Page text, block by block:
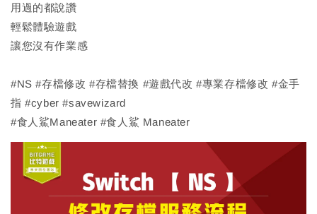
用過的都說讚
輕鬆體驗遊戲
讓您沒有作業感
#NS #存檔修改 #存檔替換 #遊戲代改 #專業存檔修改 #金手
指 #cyber #savewizard
#食人鯊Maneater #食人鯊 Maneater